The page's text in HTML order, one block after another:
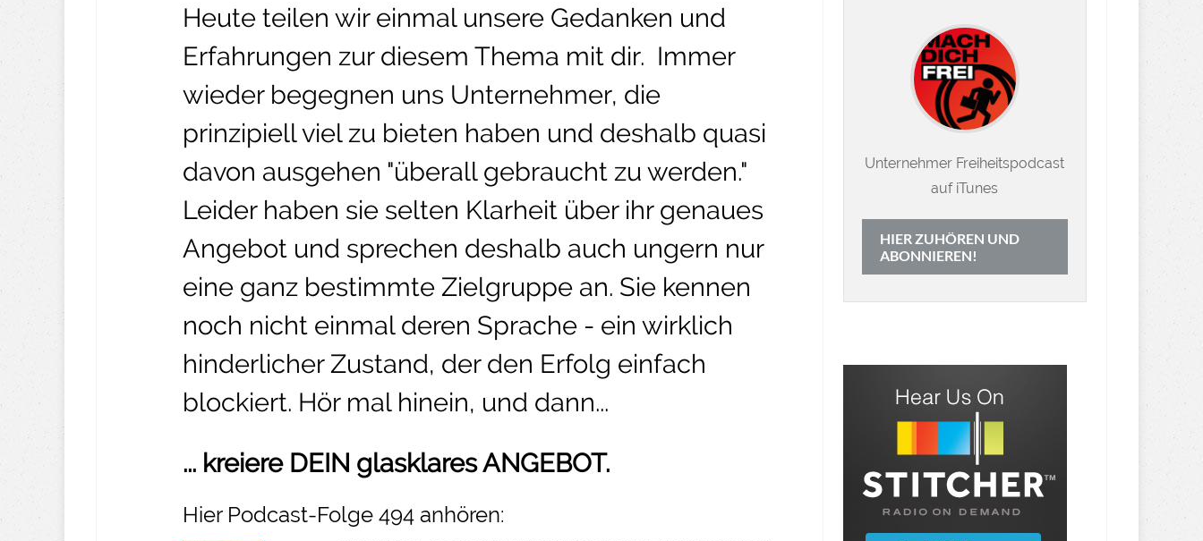
Heute teilen wir einmal unsere Gedanken und
Erfahrungen zur diesem Thema mit dir. Immer
wieder begegnen uns Unternehmer, die
prinzipiell viel zu bieten haben und deshalb quasi
davon ausgehen "überall gebraucht zu werden."
Leider haben sie selten Klarheit über ihr genaues
Angebot und sprechen deshalb auch ungern nur
eine ganz bestimmte Zielgruppe an. Sie kennen
noch nicht einmal deren Sprache - ein wirklich
hinderlicher Zustand, der den Erfolg einfach
blockiert. Hör mal hinein, und dann...
... kreiere DEIN glasklares ANGEBOT.
Hier Podcast-Folge 494 anhören:
Unternehmer Freiheitspodcast
auf iTunes
HIER ZUHÖREN UND
ABONNIEREN!